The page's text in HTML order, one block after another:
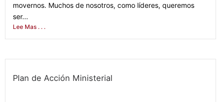
movernos. Muchos de nosotros, como líderes, queremos
ser...
Lee Mas . . .
Plan de Acción Ministerial